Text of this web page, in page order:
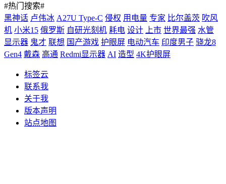
#热门搜索#
黑神话 卢伟冰 A27U Type-C 侵权 用电量 专家 比尔盖茨 吹风
机 小米15 俄罗斯 自研光刻机 耗电 设计 上市 世界最强 水管
显示器 鬼才 联想 国产游戏 护眼屏 电动汽车 印度男子 骁龙8
Gen4 戴森 高通 Redmi显示器 AI 造型 4K护眼屏
标签云
联系我
关于我
版本声明
站点地图